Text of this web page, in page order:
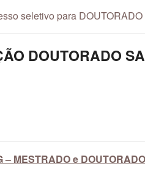
seletivo para
DOUTORADO
MESTRADO e